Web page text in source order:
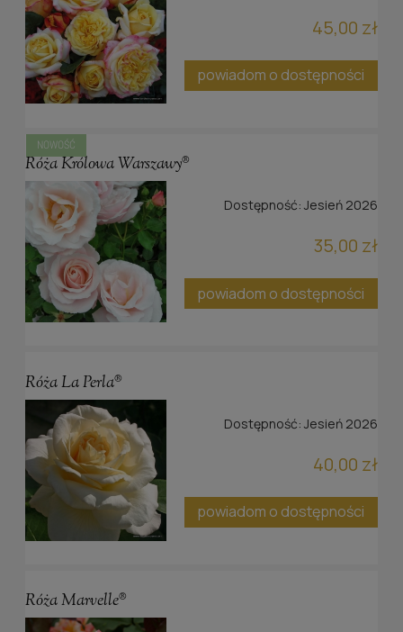
45,00 zł
powiadom o dostępności
Róża Królowa Warszawy®
Dostępność: Jesień 2026
35,00 zł
powiadom o dostępności
NOWOŚĆ
Róża La Perla®
Dostępność: Jesień 2026
40,00 zł
powiadom o dostępności
Róża Marvelle®